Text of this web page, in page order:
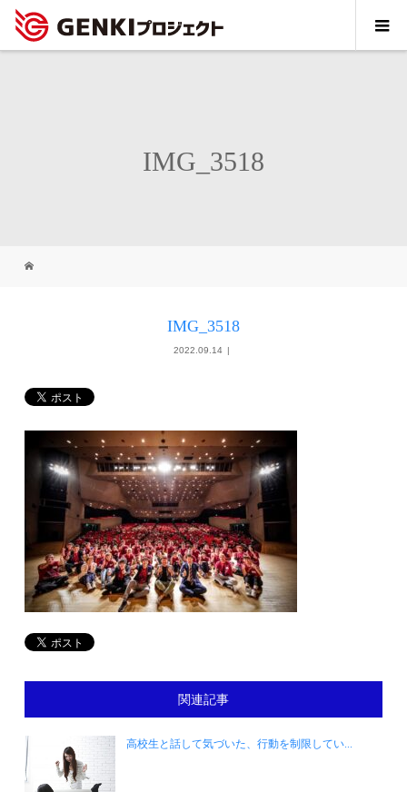
IMG_3518
IMG_3518
2022.09.14
関連記事
高校生と話して気づいた、行動を制限してい...